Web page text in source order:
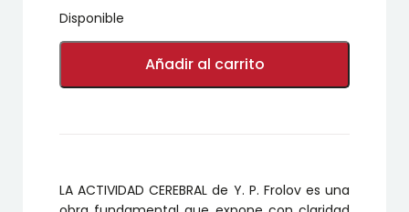
Disponible
LA
CEREBRAL
Añadir al carrito
LA ACTIVIDAD CEREBRAL de Y. P. Frolov es una